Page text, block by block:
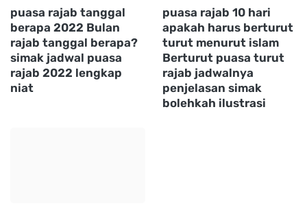
puasa rajab tanggal
berapa 2022 Bulan
rajab tanggal berapa?
simak jadwal puasa
rajab 2022 lengkap
niat
puasa rajab 10 hari
apakah harus berturut
turut menurut islam
Berturut puasa turut
rajab jadwalnya
penjelasan simak
bolehkah ilustrasi